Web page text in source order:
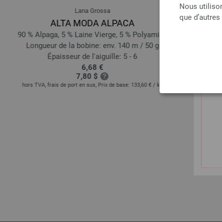
Nous
que
Lana Grossa
ALTA MODA ALPACA
90 % Alpaga, 5 % Laine Vierge, 5 % Polyamide
Longueur de la bobine: env. 140 m / 50 g
Épaisseur de l'aiguille: 5 - 6
6,68 €
7,80 $
hors TVA, frais de port en sus, Prix de base:133,60 € / kg
COOL